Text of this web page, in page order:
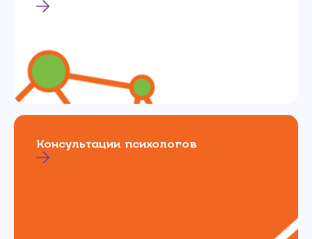
Консультации психологов